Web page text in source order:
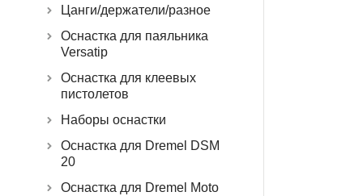
Цанги/держатели/разное
Оснастка для паяльника
Versatip
Оснастка для клеевых
пистолетов
Наборы оснастки
Оснастка для Dremel DSM
20
Оснастка для Dremel Moto